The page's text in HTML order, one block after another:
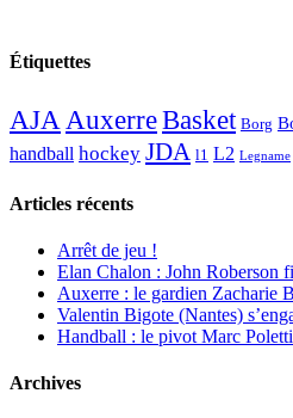
Étiquettes
AJAAuxerreBasket Borg
handball hockey JDA l1 L2 Legname
Articles récents
Arrêt de jeu !
Elan Chalon : John
Auxerre : le gardien Zacharie
Valentin Bigote (Nantes)
Handball : le pivot Marc
Archives